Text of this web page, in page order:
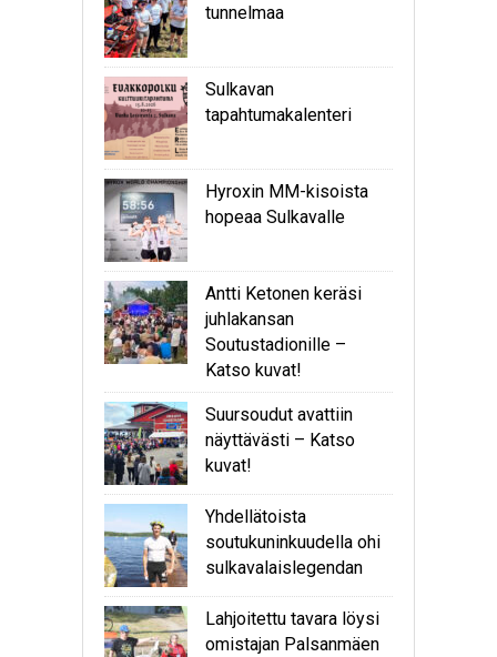
tunnelmaa
Sulkavan
tapahtumakalenteri
Hyroxin MM-kisoista
hopeaa Sulkavalle
Antti Ketonen keräsi
juhlakansan
Soutustadionille –
Katso kuvat!
Suursoudut avattiin
näyttävästi – Katso
kuvat!
Yhdellätoista
soutukuninkuudella ohi
sulkavalaislegendan
Lahjoitettu tavara löysi
omistajan Palsanmäen